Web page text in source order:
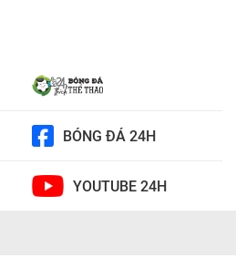
BÓNG ĐÁ 24H
YOUTUBE 24H